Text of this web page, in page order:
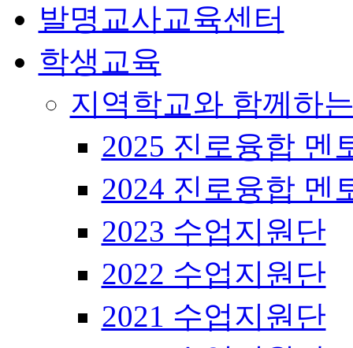
발명교사교육센터
학생교육
지역학교와 함께하
2025 진로융합 멘
2024 진로융합 멘
2023 수업지원단
2022 수업지원단
2021 수업지원단